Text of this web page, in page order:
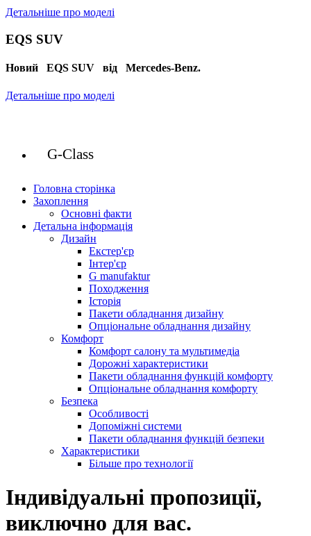
Детальніше про моделі
EQS SUV
Новий EQS SUV від Mercedes-Benz.
Детальніше про моделі
G-Class
Головна сторінка
Захоплення
Основні факти
Детальна інформація
Дизайн
Екстер'єр
Інтер'єр
G manufaktur
Походження
Історія
Пакети обладнання дизайну
Опціональне обладнання дизайну
Комфорт
Комфорт салону та мультимедіа
Дорожні характеристики
Пакети обладнання функцій комфорту
Опціональне обладнання комфорту
Безпека
Особливості
Допоміжні системи
Пакети обладнання функцій безпеки
Характеристики
Більше про технології
Індивідуальні пропозиції,
виключно для вас.